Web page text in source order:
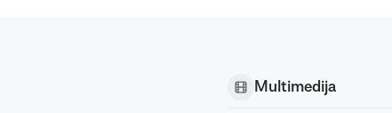
Multimedija